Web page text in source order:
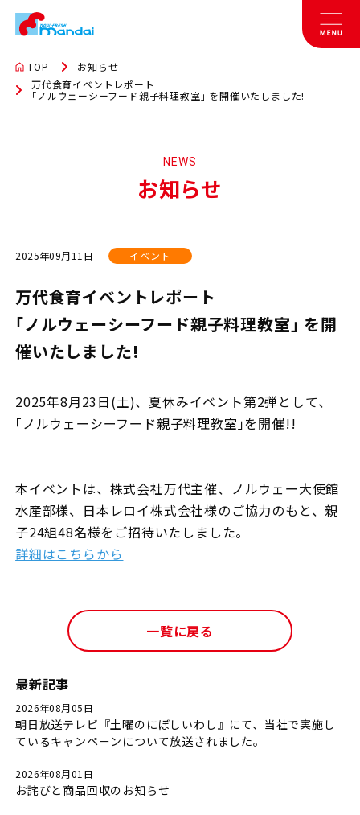
TOP
お知らせ
万代食育イベントレポート
｢ノルウェーシーフード親子料理教室｣ を開催いたしました!
NEWS
お知らせ
2025年09月11日 イベント
万代食育イベントレポート
｢ノルウェーシーフード親子料理教室｣ を開
催いたしました!
2025年8月23日(土)、夏休みイベント第2弾として、
｢ノルウェーシーフード親子料理教室｣を開催!!
本イベントは、株式会社万代主催、ノルウェー大使館
水産部様、日本レロイ株式会社様のご協力のもと、親
子24組48名様をご招待いたしました。
詳細はこちらから
一覧に戻る
最新記事
2026年08月05日
朝日放送テレビ『土曜のにぼしいわし』にて、当社で実施し
ているキャンペーンについて放送されました。
2026年08月01日
お詫びと商品回収のお知らせ